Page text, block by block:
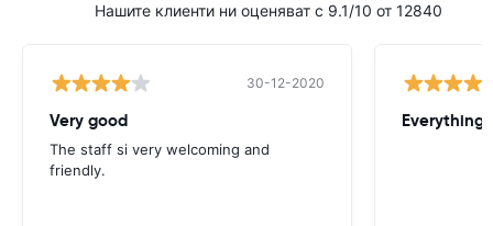
Нашите клиенти ни оценяват с 9.1/10 от 12840
30-12-2020
Very good
The staff si very welcoming and
friendly.
Everything